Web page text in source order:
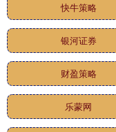
快牛策略
银河证券
财盈策略
乐蒙网